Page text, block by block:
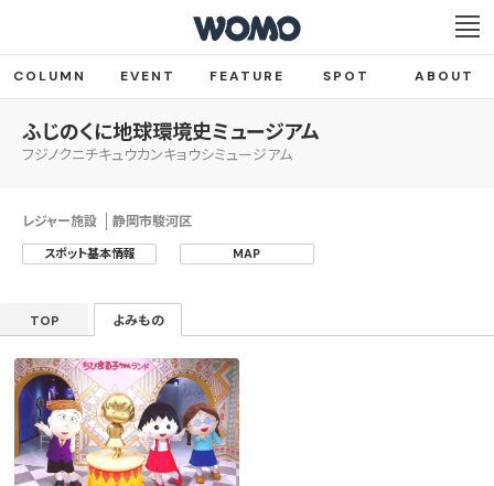
COLUMN EVENT FEATURE SPOT ABOUT
ふじのくに地球環境史ミュージアム
フジノクニチキュウカンキョウシミュージアム
レジャー施設 静岡市駿河区
スポット基本情報 MAP
TOP よみもの